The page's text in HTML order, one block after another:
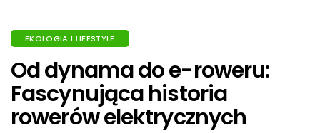
EKOLOGIA I LIFESTYLE
Od dynama do e-roweru:
Fascynująca historia
rowerów elektrycznych